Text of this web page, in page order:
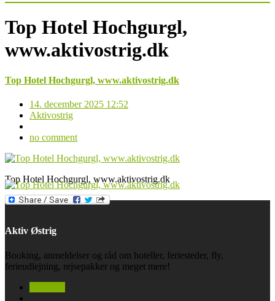
Top Hotel Hochgurgl,
www.aktivostrig.dk
Top Hotel Hochgurgl, www.aktivostrig.dk
14. december 2025 12:52
Aktivostrig
no comment
Top Hotel Hochgurgl, www.aktivostrig.dk
Aktiv Østrig
Booking, anmeldelser og råd om hoteller, feriesteder, fly,
ferieudlejning, rejsepakker og meget mere!